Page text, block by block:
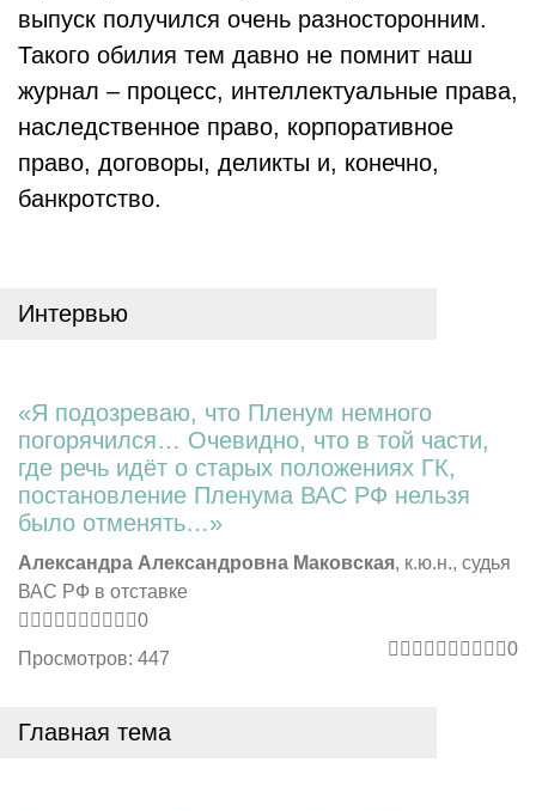
выпуск получился очень разносторонним.
Такого обилия тем давно не помнит наш
журнал – процесс, интеллектуальные права,
наследственное право, корпоративное
право, договоры, деликты и, конечно,
банкротство.
Интервью
«Я подозреваю, что Пленум немного
погорячился… Очевидно, что в той части,
где речь идёт о старых положениях ГК,
постановление Пленума ВАС РФ нельзя
было отменять…»
Александра Александровна Маковская, к.ю.н., судья
ВАС РФ в отставке
0
Просмотров: 447
0
Главная тема